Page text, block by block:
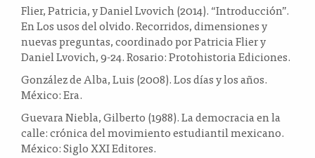
Flier, Patricia, y Daniel Lvovich (2014). “Introducción”.
En Los usos del olvido. Recorridos, dimensiones y
nuevas preguntas, coordinado por Patricia Flier y
Daniel Lvovich, 9-24. Rosario: Protohistoria Ediciones.
González de Alba, Luis (2008). Los días y los años.
México: Era.
Guevara Niebla, Gilberto (1988). La democracia en la
calle: crónica del movimiento estudiantil mexicano.
México: Siglo XXI Editores.